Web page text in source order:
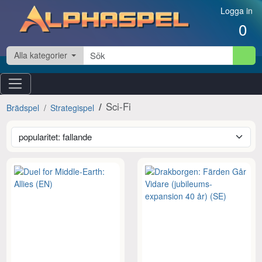
Hoppa till innehåll Logga in
0
Alla kategorier
Brädspel Strategispel Sci-Fi